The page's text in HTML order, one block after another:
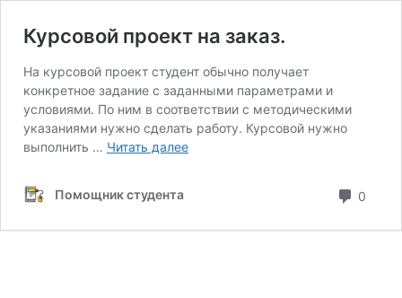
Курсовой проект на заказ.
На курсовой проект студент обычно получает
конкретное задание с заданными параметрами и
условиями. По ним в соответствии с методическими
указаниями нужно сделать работу. Курсовой нужно
выполнить … Читать далееКурсовой
Помощник студента 0